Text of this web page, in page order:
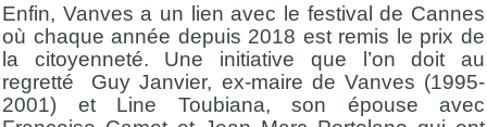
Enfin, Vanves a un lien avec le festival de Cannes
où chaque année depuis 2018 est remis le prix de
la citoyenneté. Une initiative que l’on doit au
regretté Guy Janvier, ex-maire de Vanves (1995-
2001) et Line Toubiana, son épouse avec